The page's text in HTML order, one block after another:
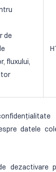
de
fluxului,
datele
dezactivare